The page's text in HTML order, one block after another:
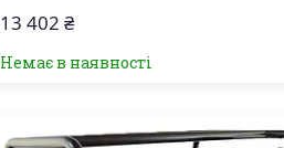
13 402 ₴
Немає в наявності